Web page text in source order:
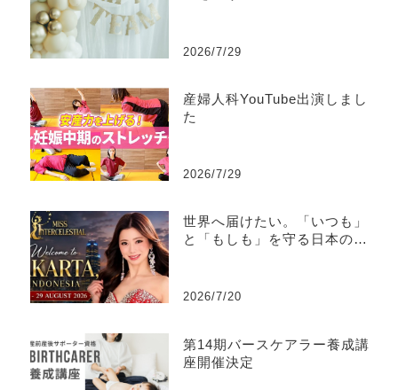
2026/7/29
産婦人科YouTube出演しまし
た
2026/7/29
世界へ届けたい。「いつも」
と「もしも」を守る日本の文
2026/7/20
第14期バースケアラー養成講
座開催決定